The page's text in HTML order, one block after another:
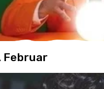
Februar